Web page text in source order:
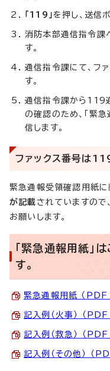
「119」 を押し、送信
消防本部通信指令課
す。
通信指令課にて、フ
す。
通信指令課から119
の確認のため、「緊
信します。
ファックス番号は
緊急通報受領確認用紙に
が記載 されていますので
お願いします。
「緊急通報用紙」
す。
緊急通報用紙 （
記入例（火事） （
記入例（救急） （
記入例（その他） （